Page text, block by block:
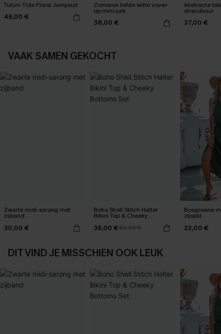
Tulum Tide Floral Jumpsuit
46,00 €
Zomerse liefde witte cover-
up mini-jurk
38,00 €
Abstracte
strandvuur
37,00 €
VAAK SAMEN GEKOCHT
Zwarte midi-sarong met
zijband
30,00 €
Boho Shell Stitch Halter
Bikini Top & Cheeky
36,00 €40,00 €
Bosgroene
zijsplit
32,00 €
DIT VIND JE MISSCHIEN OOK LEUK